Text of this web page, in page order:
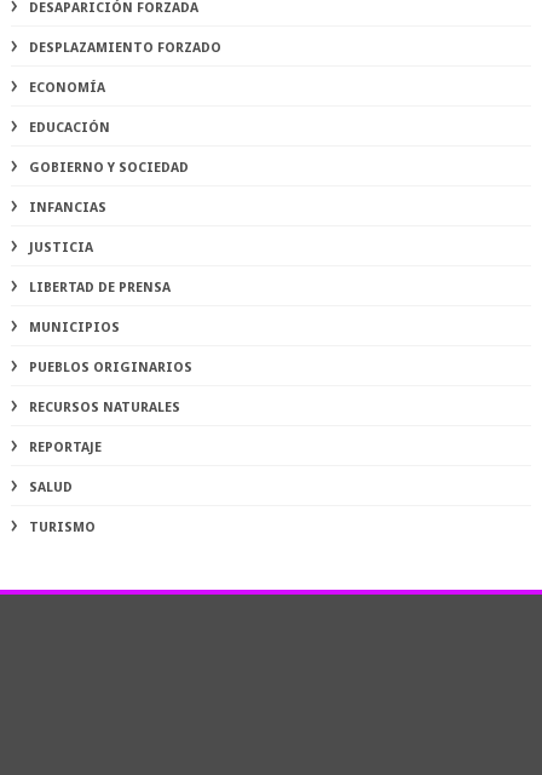
DESAPARICIÓN FORZADA
DESPLAZAMIENTO FORZADO
ECONOMÍA
EDUCACIÓN
GOBIERNO Y SOCIEDAD
INFANCIAS
JUSTICIA
LIBERTAD DE PRENSA
MUNICIPIOS
PUEBLOS ORIGINARIOS
RECURSOS NATURALES
REPORTAJE
SALUD
TURISMO